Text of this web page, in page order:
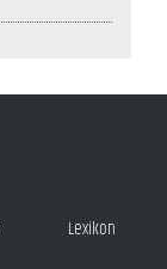
Lexikon